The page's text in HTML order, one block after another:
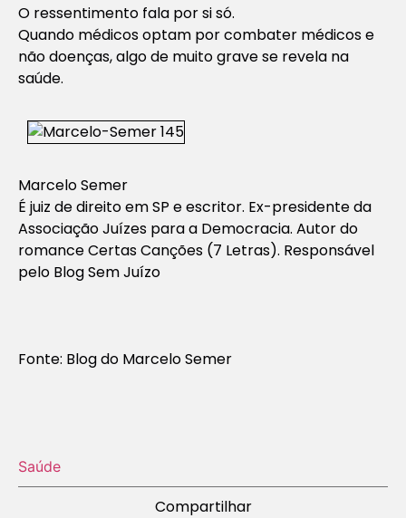
O ressentimento fala por si só.
Quando médicos optam por combater médicos e
não doenças, algo de muito grave se revela na
saúde.
Marcelo Semer
É juiz de direito em SP e escritor. Ex-presidente da
Associação Juízes para a Democracia. Autor do
romance Certas Canções (7 Letras). Responsável
pelo Blog Sem Juízo
Fonte: Blog do Marcelo Semer
Saúde
Compartilhar